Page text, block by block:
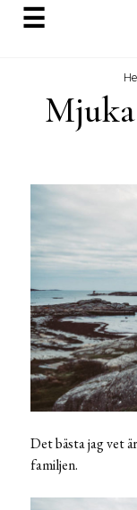
☰
Det bästa jag vet
familjen.